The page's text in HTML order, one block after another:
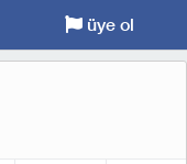
üye ol